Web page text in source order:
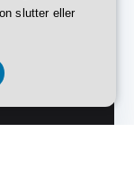
by
slutter eller